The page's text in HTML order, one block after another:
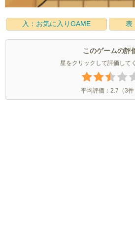
入：お気に入りGAME 表
このゲームの評
星をクリックして評価して
平均評価： 2.7 （3件